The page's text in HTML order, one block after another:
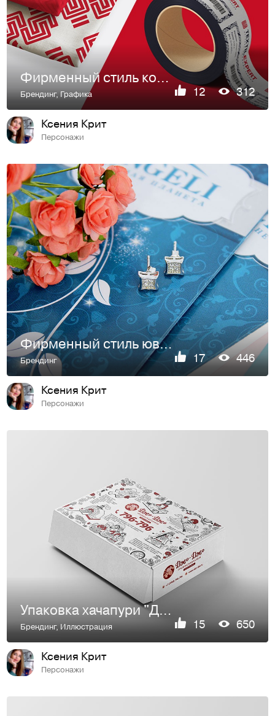
Фирменный стиль компании "TextileExpert"
Брендинг,Графика 12 312
Ксения Крит
Персонажи
Фирменный стиль ювелирной компании "Tangeli".
Брендинг 17 446
Ксения Крит
Персонажи
Упаковка хачапури "Джо-Джо"
Брендинг,Иллюстрация 15 650
Ксения Крит
Персонажи